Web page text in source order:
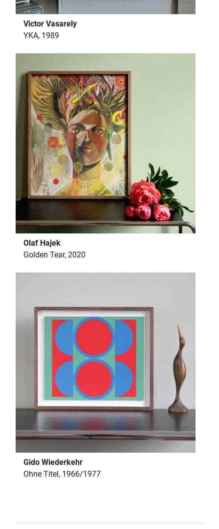
Victor Vasarely
YKA, 1989
Olaf Hajek
Golden Tear, 2020
Gido Wiederkehr
Ohne Titel, 1966/1977